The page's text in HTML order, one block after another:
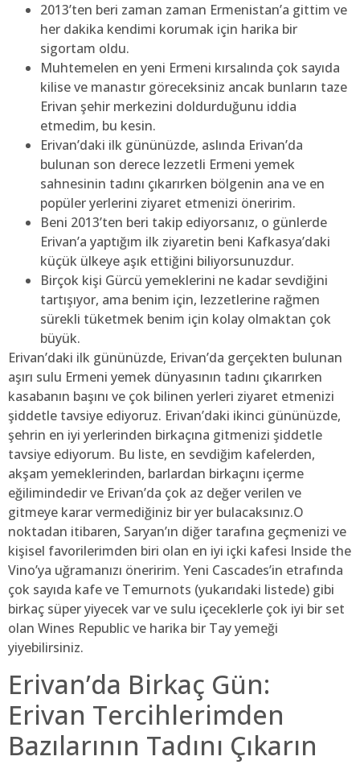
2013’ten beri zaman zaman Ermenistan’a gittim ve
her dakika kendimi korumak için harika bir
sigortam oldu.
Muhtemelen en yeni Ermeni kırsalında çok sayıda
kilise ve manastır göreceksiniz ancak bunların taze
Erivan şehir merkezini doldurduğunu iddia
etmedim, bu kesin.
Erivan’daki ilk gününüzde, aslında Erivan’da
bulunan son derece lezzetli Ermeni yemek
sahnesinin tadını çıkarırken bölgenin ana ve en
popüler yerlerini ziyaret etmenizi öneririm.
Beni 2013’ten beri takip ediyorsanız, o günlerde
Erivan’a yaptığım ilk ziyaretin beni Kafkasya’daki
küçük ülkeye aşık ettiğini biliyorsunuzdur.
Birçok kişi Gürcü yemeklerini ne kadar sevdiğini
tartışıyor, ama benim için, lezzetlerine rağmen
sürekli tüketmek benim için kolay olmaktan çok
büyük.
Erivan’daki ilk gününüzde, Erivan’da gerçekten bulunan
aşırı sulu Ermeni yemek dünyasının tadını çıkarırken
kasabanın başını ve çok bilinen yerleri ziyaret etmenizi
şiddetle tavsiye ediyoruz. Erivan’daki ikinci gününüzde,
şehrin en iyi yerlerinden birkaçına gitmenizi şiddetle
tavsiye ediyorum. Bu liste, en sevdiğim kafelerden,
akşam yemeklerinden, barlardan birkaçını içerme
eğilimindedir ve Erivan’da çok az değer verilen ve
gitmeye karar vermediğiniz bir yer bulacaksınız.O
noktadan itibaren, Saryan’ın diğer tarafına geçmenizi ve
kişisel favorilerimden biri olan en iyi içki kafesi Inside the
Vino’ya uğramanızı öneririm. Yeni Cascades’in etrafında
çok sayıda kafe ve Temurnots (yukarıdaki listede) gibi
birkaç süper yiyecek var ve sulu içeceklerle çok iyi bir set
olan Wines Republic ve harika bir Tay yemeği
yiyebilirsiniz.
Erivan’da Birkaç Gün:
Erivan Tercihlerimden
Bazılarının Tadını Çıkarın